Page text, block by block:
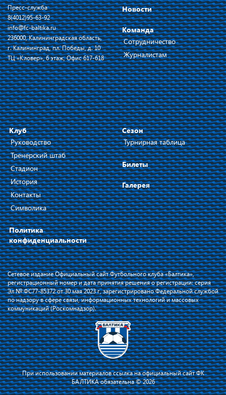
Пресс-служба
8(4012)95-63-92
info@fc-baltika.ru
236000, Калининградская область,
г. Калининград, пл. Победы, д. 10
ТЦ «Кловер», 6 этаж, Офис 617-618
Новости
Команда
Сотрудничество
Журналистам
Клуб
Руководство
Тренерский штаб
Стадион
История
Контакты
Символика
Политика
конфиденциальности
Сезон
Турнирная таблица
Билеты
Галерея
Сетевое издание Официальный сайт Футбольного клуба «Балтика»,
регистрационный номер и дата принятия решения о регистрации: серия
Эл № ФС77-85372 от 30 мая 2023 г, зарегистрировано Федеральной службой
по надзору в сфере связи, информационных технологий и массовых
коммуникаций (Роскомнадзор).
При использовании материалов ссылка на официальный сайт ФК
БАЛТИКА обязательна © 2026